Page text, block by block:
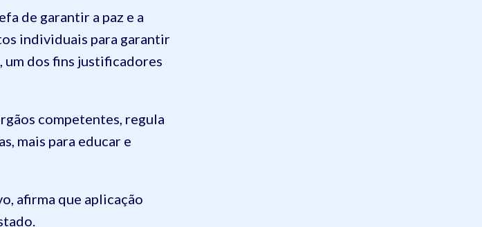
de garantir a paz e a
individuais para garantir
um dos fins justificadores
competentes, regula
mais para educar e
afirma que aplicação